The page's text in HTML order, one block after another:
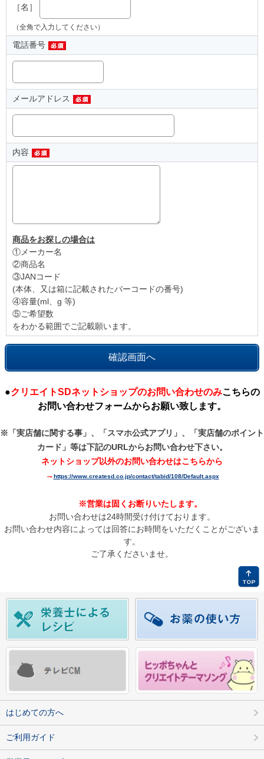
［名］
（全角で入力してください）
電話番号
メールアドレス
内容
商品をお探しの場合は
①メーカー名
②商品名
③JANコード
(本体、又は箱に記載されたバーコードの番号)
④容量(ml、g 等)
⑤ご希望数
をわかる範囲でご記載願います。
●クリエイトSDネットショップのお問い合わせのみこちらの
お問い合わせフォームからお願い致します。
※「実店舗に関する事」、「スマホ公式アプリ」、「実店舗のポイント
カード」等は下記のURLからお問い合わせ下さい。
ネットショップ以外のお問い合わせはこちらから
→ https://www.createsd.co.jp/contact/tabid/108/Default.aspx
※営業は固くお断りいたします。
お問い合わせは24時間受け付けております。
お問い合わせ内容によっては回答にお時間をいただくことがございま
す。
ご了承くださいませ。
はじめての方へ
ご利用ガイド